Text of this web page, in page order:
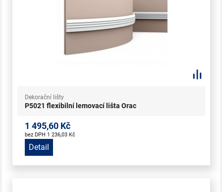
Dekorační lišty
P5021 flexibilní lemovací lišta Orac
1 495,60 Kč
bez DPH 1 236,03 Kč
Detail